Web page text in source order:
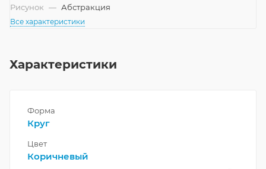
Рисунок — Абстракция
Все характеристики
Характеристики
Форма
Круг
Цвет
Коричневый